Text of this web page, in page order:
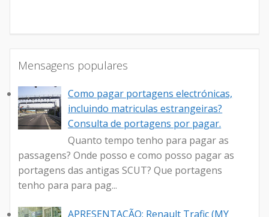
Mensagens populares
Como pagar portagens electrónicas,
incluindo matriculas estrangeiras?
Consulta de portagens por pagar.
Quanto tempo tenho para pagar as
passagens? Onde posso e como posso pagar as
portagens das antigas SCUT? Que portagens
tenho para para pag...
APRESENTAÇÃO: Renault Trafic (MY